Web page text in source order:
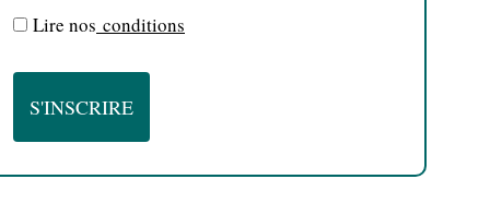
Lire nos conditions